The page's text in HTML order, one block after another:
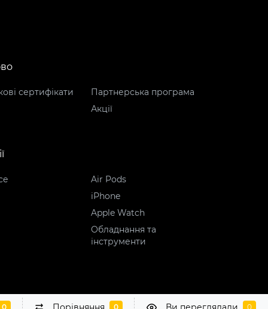
0 0 0
сертифікати
Партнерська програма
Акції
Air Pods
iPhone
Apple Watch
Обладнання та
інструменти